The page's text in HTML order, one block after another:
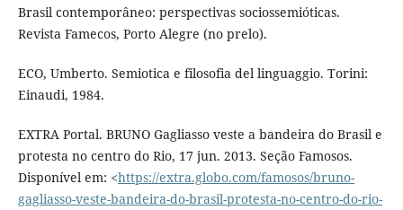
Brasil contemporâneo: perspectivas sociossemióticas.
Revista Famecos, Porto Alegre (no prelo).
ECO, Umberto. Semiotica e filosofia del linguaggio. Torini:
Einaudi, 1984.
EXTRA Portal. BRUNO Gagliasso veste a bandeira do Brasil e
protesta no centro do Rio, 17 jun. 2013. Seção Famosos.
Disponível em: <https://extra.globo.com/famosos/bruno-
gagliasso-veste-bandeira-do-brasil-protesta-no-centro-do-rio-